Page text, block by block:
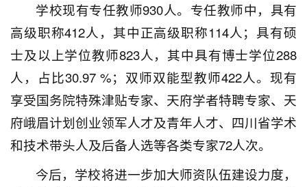
学校现有专任教师930人。专任教师中，具有
高级职称412人，其中正高级职称114人；具有硕
士及以上学位教师823人，其中具有博士学位288
人，占比30.97 %；双师双能型教师422人。现有
享受国务院特殊津贴专家、天府学者特聘专家、天
府峨眉计划创业领军人才及青年人才、四川省学术
和技术带头人及后备人选等各类专家72人次。
今后，学校将进一步加大师资队伍建设力度，